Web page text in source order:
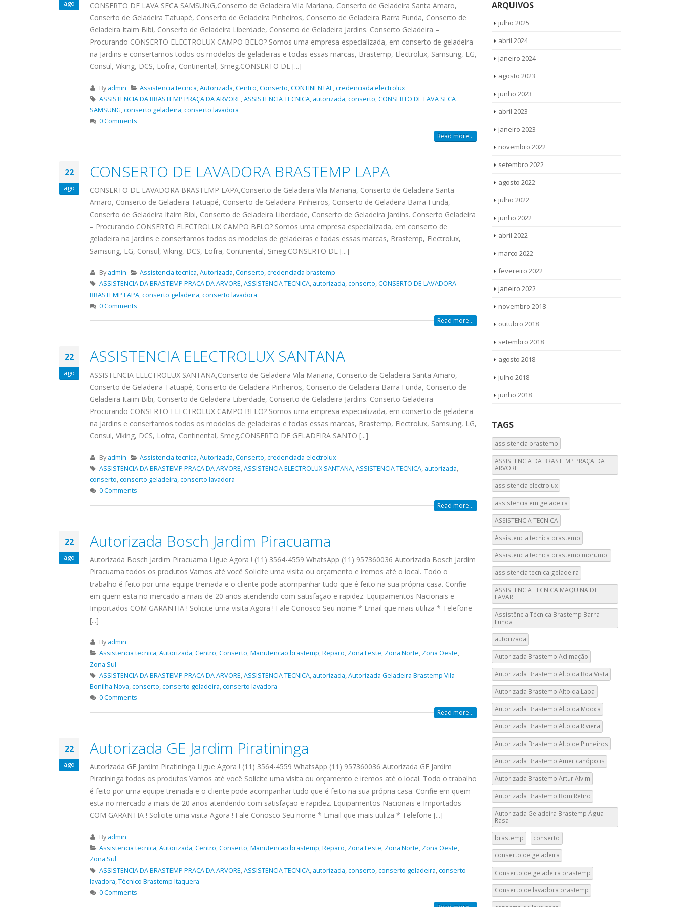
ago
CONSERTO DE LAVA SECA SAMSUNG,Conserto de Geladeira Vila Mariana, Conserto de Geladeira Santa Amaro,
Conserto de Geladeira Tatuapé, Conserto de Geladeira Pinheiros, Conserto de Geladeira Barra Funda, Conserto de
Geladeira Itaim Bibi, Conserto de Geladeira Liberdade, Conserto de Geladeira Jardins. Conserto Geladeira –
Procurando CONSERTO ELECTROLUX CAMPO BELO? Somos uma empresa especializada, em conserto de geladeira
na Jardins e consertamos todos os modelos de geladeiras e todas essas marcas, Brastemp, Electrolux, Samsung, LG,
Consul, Viking, DCS, Lofra, Continental, Smeg.CONSERTO DE [...]
By admin Assistencia tecnica,Autorizada,Centro,Conserto,CONTINENTAL,credenciada electrolux
ASSISTENCIA DA BRASTEMP PRAÇA DA ARVORE,ASSISTENCIA TECNICA, autorizada,conserto,CONSERTO DE LAVA SECA
SAMSUNG,conserto geladeira,conserto lavadora
0 Comments
Read more...
22
ago
CONSERTO DE LAVADORA BRASTEMP LAPA
CONSERTO DE LAVADORA BRASTEMP LAPA,Conserto de Geladeira Vila Mariana, Conserto de Geladeira Santa
Amaro, Conserto de Geladeira Tatuapé, Conserto de Geladeira Pinheiros, Conserto de Geladeira Barra Funda,
Conserto de Geladeira Itaim Bibi, Conserto de Geladeira Liberdade, Conserto de Geladeira Jardins. Conserto Geladeira
– Procurando CONSERTO ELECTROLUX CAMPO BELO? Somos uma empresa especializada, em conserto de
geladeira na Jardins e consertamos todos os modelos de geladeiras e todas essas marcas, Brastemp, Electrolux,
Samsung, LG, Consul, Viking, DCS, Lofra, Continental, Smeg.CONSERTO DE [...]
By admin Assistencia tecnica,Autorizada,Conserto,credenciada brastemp
ASSISTENCIA DA BRASTEMP PRAÇA DA ARVORE,ASSISTENCIA TECNICA, autorizada,conserto,CONSERTO DE LAVADORA
BRASTEMP LAPA,conserto geladeira,conserto lavadora
0 Comments
Read more...
22
ago
ASSISTENCIA ELECTROLUX SANTANA
ASSISTENCIA ELECTROLUX SANTANA,Conserto de Geladeira Vila Mariana, Conserto de Geladeira Santa Amaro,
Conserto de Geladeira Tatuapé, Conserto de Geladeira Pinheiros, Conserto de Geladeira Barra Funda, Conserto de
Geladeira Itaim Bibi, Conserto de Geladeira Liberdade, Conserto de Geladeira Jardins. Conserto Geladeira –
Procurando CONSERTO ELECTROLUX CAMPO BELO? Somos uma empresa especializada, em conserto de geladeira
na Jardins e consertamos todos os modelos de geladeiras e todas essas marcas, Brastemp, Electrolux, Samsung, LG,
Consul, Viking, DCS, Lofra, Continental, Smeg.CONSERTO DE GELADEIRA SANTO [...]
By admin Assistencia tecnica,Autorizada,Conserto,credenciada electrolux
ASSISTENCIA DA BRASTEMP PRAÇA DA ARVORE,ASSISTENCIA ELECTROLUX SANTANA,ASSISTENCIA TECNICA, autorizada,
conserto,conserto geladeira,conserto lavadora
0 Comments
Read more...
22
ago
Autorizada Bosch Jardim Piracuama
Autorizada Bosch Jardim Piracuama Ligue Agora ! (11) 3564-4559 WhatsApp (11) 957360036 Autorizada Bosch Jardim
Piracuama todos os produtos Vamos até você Solicite uma visita ou orçamento e iremos até o local. Todo o
trabalho é feito por uma equipe treinada e o cliente pode acompanhar tudo que é feito na sua própria casa. Confie
em quem esta no mercado a mais de 20 anos atendendo com satisfação e rapidez. Equipamentos Nacionais e
Importados COM GARANTIA ! Solicite uma visita Agora ! Fale Conosco Seu nome * Email que mais utiliza * Telefone
[...]
By admin
Assistencia tecnica,Autorizada,Centro,Conserto,Manutencao brastemp,Reparo, Zona Leste, Zona Norte, Zona Oeste,
Zona Sul
ASSISTENCIA DA BRASTEMP PRAÇA DA ARVORE,ASSISTENCIA TECNICA, autorizada,Autorizada Geladeira Brastemp Vila
Bonilha Nova,conserto,conserto geladeira,conserto lavadora
0 Comments
Read more...
22
ago
Autorizada GE Jardim Piratininga
Autorizada GE Jardim Piratininga Ligue Agora ! (11) 3564-4559 WhatsApp (11) 957360036 Autorizada GE Jardim
Piratininga todos os produtos Vamos até você Solicite uma visita ou orçamento e iremos até o local. Todo o trabalho
é feito por uma equipe treinada e o cliente pode acompanhar tudo que é feito na sua própria casa. Confie em quem
esta no mercado a mais de 20 anos atendendo com satisfação e rapidez. Equipamentos Nacionais e Importados
COM GARANTIA ! Solicite uma visita Agora ! Fale Conosco Seu nome * Email que mais utiliza * Telefone [...]
By admin
Assistencia tecnica,Autorizada,Centro,Conserto,Manutencao brastemp,Reparo, Zona Leste, Zona Norte, Zona Oeste,
Zona Sul
ASSISTENCIA DA BRASTEMP PRAÇA DA ARVORE,ASSISTENCIA TECNICA, autorizada,conserto,conserto geladeira,conserto
lavadora,Técnico Brastemp Itaquera
0 Comments
Brastemp Grande sp todos os
ASSISTENCIA BRASTEMP PROXIMO A
MIM ESPECIALIZADA Brastemp
GRANDE SP Ligue Agora ! (11) 3564-
4559 WhatsApp (11) 9 57360036
Autorizada Brastemp Grande sp todos
os produtos Brastemp. em...
ARQUIVOS
julho 2025
abril 2024
janeiro 2024
agosto 2023
junho 2023
abril 2023
janeiro 2023
novembro 2022
setembro 2022
agosto 2022
julho 2022
junho 2022
abril 2022
março 2022
fevereiro 2022
janeiro 2022
novembro 2018
outubro 2018
setembro 2018
agosto 2018
julho 2018
junho 2018
TAGS
assistencia brastemp
ASSISTENCIA DA BRASTEMP PRAÇA DA
ARVORE
assistencia electrolux
assistencia em geladeira
ASSISTENCIA TECNICA
Assistencia tecnica brastemp
Assistencia tecnica brastemp morumbi
assistencia tecnica geladeira
ASSISTENCIA TECNICA MAQUINA DE
LAVAR
Assistência Técnica Brastemp Barra
Funda
autorizada
Autorizada Brastemp Aclimação
Autorizada Brastemp Alto da Boa Vista
Autorizada Brastemp Alto da Lapa
Autorizada Brastemp Alto da Mooca
Autorizada Brastemp Alto da Riviera
Autorizada Brastemp Alto de Pinheiros
Autorizada Brastemp Americanópolis
Autorizada Brastemp Artur Alvim
Autorizada Brastemp Bom Retiro
Autorizada Geladeira Brastemp Água
Rasa
brastemp conserto
conserto de geladeira
Conserto de geladeira brastemp
Conserto de lavadora brastemp